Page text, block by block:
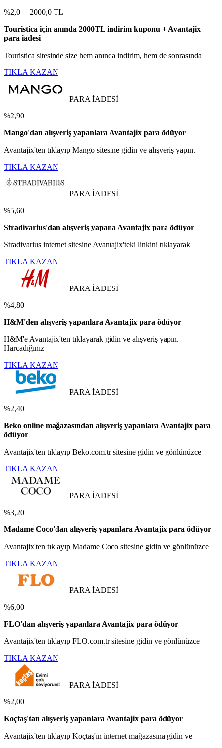
%2,0 + 2000,0 TL
Touristica için anında 2000TL indirim kuponu + Avantajix
para iadesi
Touristica sitesinde size hem anında indirim, hem de sonrasında
TIKLA KAZAN
PARA İADESİ
%2,90
Mango'dan alışveriş yapanlara Avantajix para ödüyor
Avantajix'ten tıklayıp Mango sitesine gidin ve alışveriş yapın.
TIKLA KAZAN
PARA İADESİ
%5,60
Stradivarius'dan alışveriş yapana Avantajix para ödüyor
Stradivarius internet sitesine Avantajix'teki linkini tıklayarak
TIKLA KAZAN
PARA İADESİ
%4,80
H&M'den alışveriş yapanlara Avantajix para ödüyor
H&M'e Avantajix'ten tıklayarak gidin ve alışveriş yapın.
Harcadığınız
TIKLA KAZAN
PARA İADESİ
%2,40
Beko online mağazasından alışveriş yapanlara Avantajix para
ödüyor
Avantajix'ten tıklayıp Beko.com.tr sitesine gidin ve gönlünüzce
TIKLA KAZAN
PARA İADESİ
%3,20
Madame Coco'dan alışveriş yapanlara Avantajix para ödüyor
Avantajix'ten tıklayıp Madame Coco sitesine gidin ve gönlünüzce
TIKLA KAZAN
PARA İADESİ
%6,00
FLO'dan alışveriş yapanlara Avantajix para ödüyor
Avantajix'ten tıklayıp FLO.com.tr sitesine gidin ve gönlünüzce
TIKLA KAZAN
PARA İADESİ
%2,00
Koçtaş'tan alışveriş yapanlara Avantajix para ödüyor
Avantajix'ten tıklayıp Koçtaş'ın internet mağazasına gidin ve